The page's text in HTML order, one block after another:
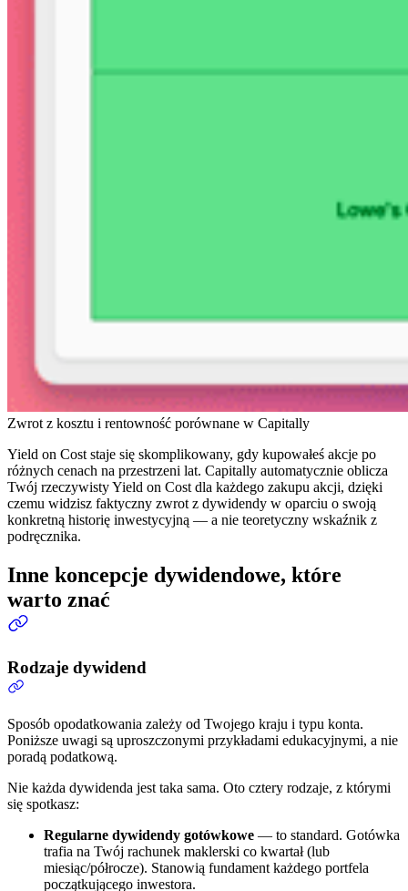
Zwrot z kosztu i rentowność porównane w Capitally
Yield on Cost staje się skomplikowany, gdy kupowałeś akcje po
różnych cenach na przestrzeni lat. Capitally automatycznie oblicza
Twój rzeczywisty Yield on Cost dla każdego zakupu akcji, dzięki
czemu widzisz faktyczny zwrot z dywidendy w oparciu o swoją
konkretną historię inwestycyjną — a nie teoretyczny wskaźnik z
podręcznika.
Inne koncepcje dywidendowe, które
warto znać
Rodzaje dywidend
Sposób opodatkowania zależy od Twojego kraju i typu konta.
Poniższe uwagi są uproszczonymi przykładami edukacyjnymi, a nie
poradą podatkową.
Nie każda dywidenda jest taka sama. Oto cztery rodzaje, z którymi
się spotkasz:
Regularne dywidendy gotówkowe — to standard. Gotówka
trafia na Twój rachunek maklerski co kwartał (lub
miesiąc/półrocze). Stanowią fundament każdego portfela
początkującego inwestora.